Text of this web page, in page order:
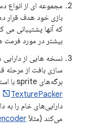
مجموعه ای از انواع
بازی خود هدف قرار
که آنها پشتیبانی می
بیشتر در مورد فرمت
نسخه هایی از
سازی بافت از مرحله
برگه‌های sprite با استفاده از نرم‌افزاری مانند
TexturePacker
دارایی‌های خام را به
می‌کند (مثلاً